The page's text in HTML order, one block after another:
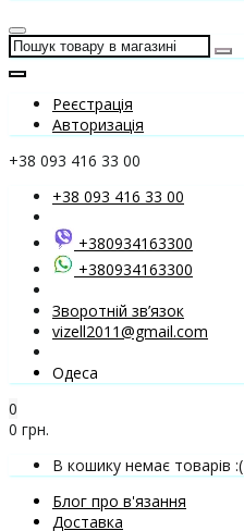
Реєстрація
Авторизація
+38 093 416 33 00
+38 093 416 33 00
+380934163300
+380934163300
Зворотній зв’язок
vizell2011@gmail.com
Одеса
0
0 грн.
В кошику немає товарів :(
Блог про в'язання
Доставка